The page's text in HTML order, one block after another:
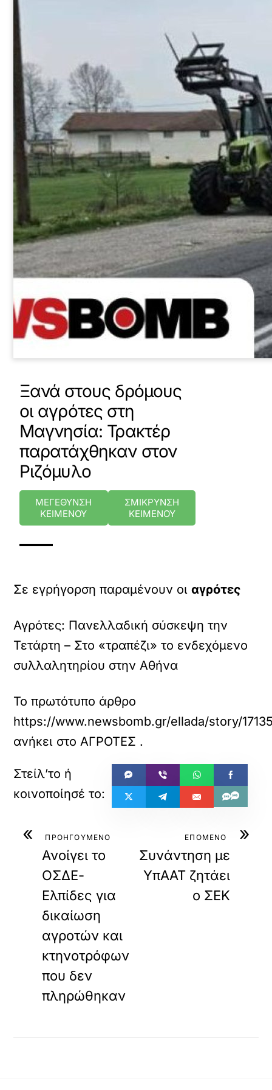
Ξανά στους δρόμους
οι αγρότες στη
Μαγνησία: Τρακτέρ
παρατάχθηκαν στον
Ριζόμυλο
ΜΕΓΕΘΥΝΣΗ
ΚΕΙΜΕΝΟΥ
ΣΜΙΚΡΥΝΣΗ
ΚΕΙΜΕΝΟΥ
Σε εγρήγορση παραμένουν οιαγρότες
Αγρότες: Πανελλαδική σύσκεψη την
Τετάρτη – Στο «τραπέζι» το ενδεχόμενο
συλλαλητηρίου στην Αθήνα
Το πρωτότυπο άρθρο
https://www.newsbomb.gr/ellada/story/
ανήκει στοΑΓΡΟΤΕΣ .
« ΠΡΟΗΓΟΥΜΕΝΟ
Ανοίγει το
ΟΣΔΕ-
Ελπίδες για
δικαίωση
αγροτών και
κτηνοτρόφων
που δεν
πληρώθηκαν
»
ΕΠΟΜΕΝΟ
Συνάντηση με
ΥπΑΑΤ ζητάει
ο ΣΕΚ